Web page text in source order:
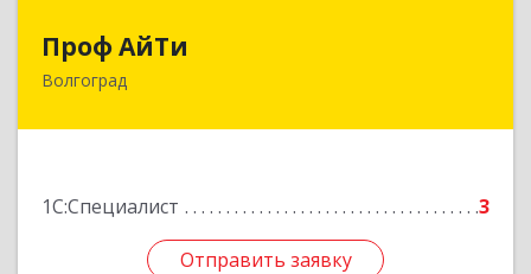
Проф АйТи
Волгоград
1С:Специалист 3
Отправить заявку
400105, Волгоградская обл, Волгоград г, им
Отправить заявку